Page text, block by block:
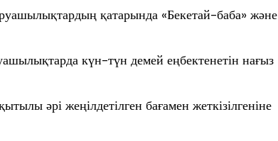
қатарында «Бекетай-баба» және
күн-түн демей еңбектенетін нағыз
әрі жеңілдетілген бағамен жеткізілгеніне